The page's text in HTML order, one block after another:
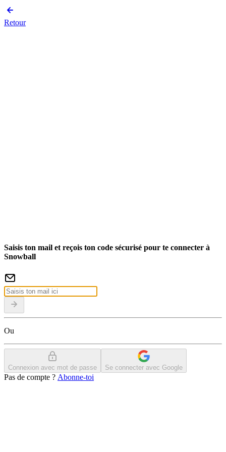
Retour
Saisis ton mail et reçois ton code sécurisé pour te connecter à
Snowball
Ou
Connexion avec mot de passe Se connecter avec Google
Pas de compte ? Abonne-toi